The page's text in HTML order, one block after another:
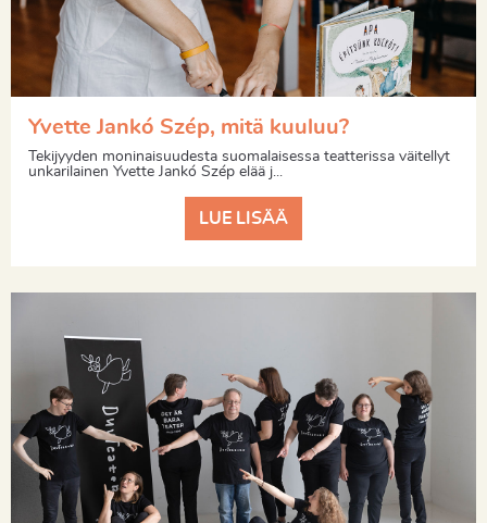
Yvette Jankó Szép, mitä kuuluu?
Tekijyyden moninaisuudesta suomalaisessa teatterissa väitellyt
unkarilainen Yvette Jankó Szép elää j...
LUE LISÄÄ